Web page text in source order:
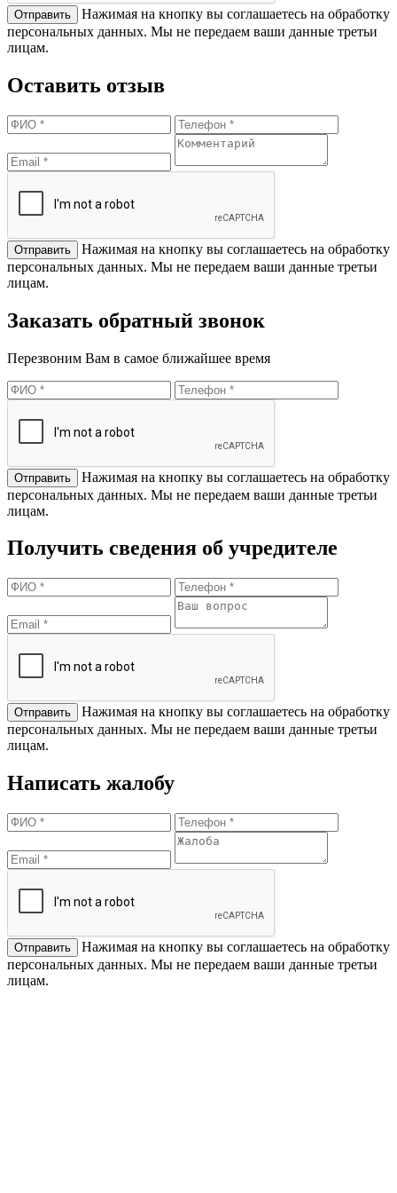
Нажимая на кнопку вы соглашаетесь на обработку
персональных данных. Мы не передаем ваши данные третьи
лицам.
Оставить отзыв
Нажимая на кнопку вы соглашаетесь на обработку
персональных данных. Мы не передаем ваши данные третьи
лицам.
Заказать обратный звонок
Перезвоним Вам в самое ближайшее время
Нажимая на кнопку вы соглашаетесь на обработку
персональных данных. Мы не передаем ваши данные третьи
лицам.
Получить сведения об учредителе
Нажимая на кнопку вы соглашаетесь на обработку
персональных данных. Мы не передаем ваши данные третьи
лицам.
Написать жалобу
Нажимая на кнопку вы соглашаетесь на обработку
персональных данных. Мы не передаем ваши данные третьи
лицам.